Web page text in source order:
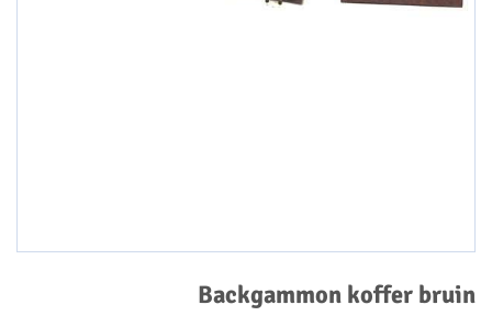
Backgammon koffer bruin